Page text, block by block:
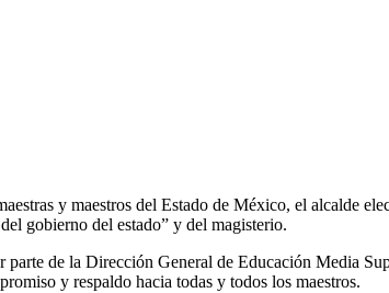
y maestros del Estado de México, el alcalde
gobierno del estado” y del magisterio.
de la Dirección General de Educación Media
y respaldo hacia todas y todos los maestros.